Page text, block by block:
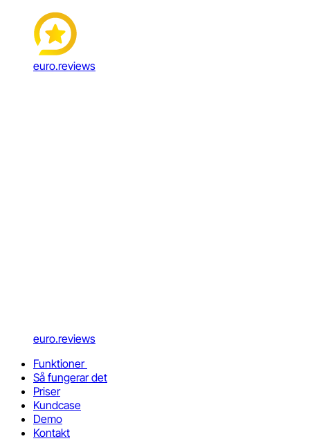
euro.reviews
euro.reviews
Funktioner
Så fungerar det
Priser
Kundcase
Demo
Kontakt